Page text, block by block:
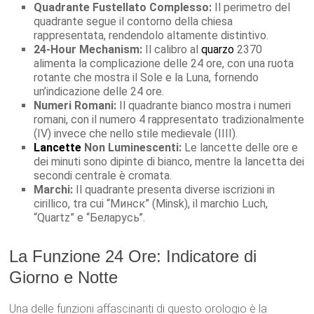
Quadrante Fustellato Complesso: Il perimetro del
quadrante segue il contorno della chiesa
rappresentata, rendendolo altamente distintivo.
24-Hour Mechanism: Il calibro alquarzo 2370
alimenta la complicazione delle 24 ore, con una ruota
rotante che mostra il Sole e la Luna, fornendo
un’indicazione delle 24 ore.
Numeri Romani: Il quadrante bianco mostra i numeri
romani, con il numero 4 rappresentato tradizionalmente
(IV) invece che nello stile medievale (IIII).
Lancette Non Luminescenti: Le lancette delle ore e
dei minuti sono dipinte di bianco, mentre la lancetta dei
secondi centrale è cromata.
Marchi: Il quadrante presenta diverse iscrizioni in
cirillico, tra cui “Минск” (Minsk), il marchio Luch,
“Quartz” e “Беларусь”.
La Funzione 24 Ore: Indicatore di
Giorno e Notte
Una delle funzioni affascinanti di questo orologio è la